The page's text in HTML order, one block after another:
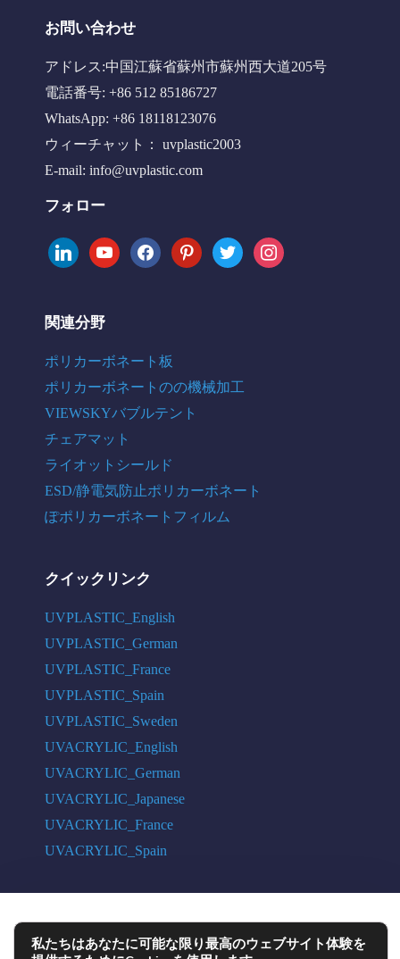
お問い合わせ
アドレス:中国江蘇省蘇州市蘇州西大道205号
電話番号: +86 512 85186727
WhatsApp: +86 18118123076
ウィーチャット： uvplastic2003
E-mail: info@uvplastic.com
フォロー
linkedinyoutubefacebookpinteresttwitter instagram
関連分野
ポリカーボネート板
ポリカーボネートのの機械加工
VIEWSKYバブルテント
チェアマット
ライオットシールド
ESD/静電気防止ポリカーボネート
ぽポリカーボネートフィルム
クイックリンク
UVPLASTIC_English
UVPLASTIC_German
UVPLASTIC_France
UVPLASTIC_Spain
UVPLASTIC_Sweden
UVACRYLIC_English
UVACRYLIC_German
UVACRYLIC_Japanese
UVACRYLIC_France
UVACRYLIC_Spain
COPYRIGHT © 2004 - 2026 UVPLASTIC MATERIAL TECHNOLOGY CO.,
LTD. ALL RIGHTS RESERVED
私たちはあなたに可能な限り最高のウェブサイト体験を